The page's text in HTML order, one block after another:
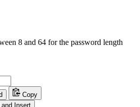
8 and 64 for the password length
Copy
Insert